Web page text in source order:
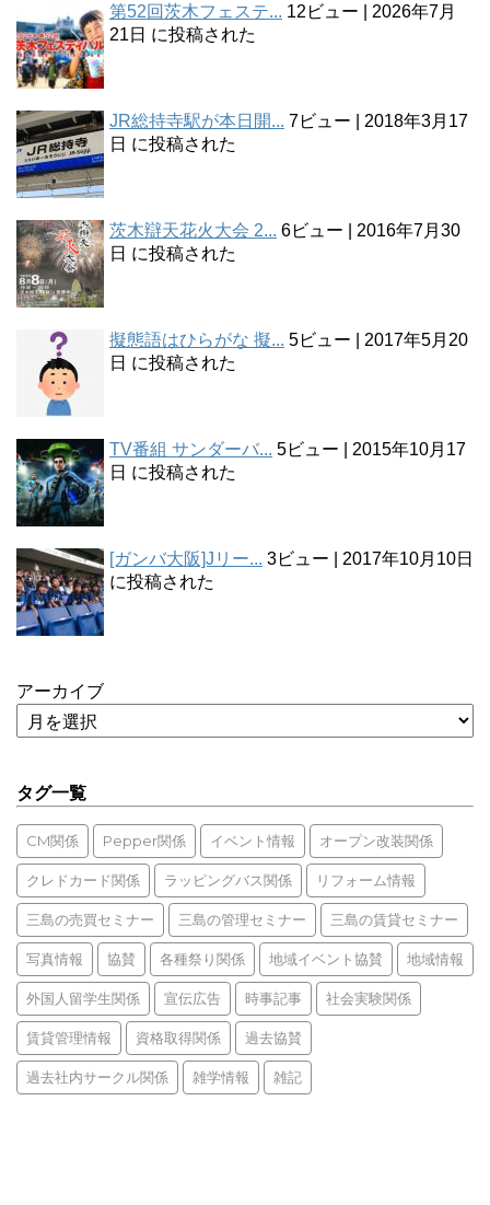
第52回茨木フェステ... 12ビュー
2026年7月
21日 に投稿された
JR総持寺駅が本日開... 7ビュー
2018年3月17
日 に投稿された
茨木辯天花火大会 2... 6ビュー
2016年7月30
日 に投稿された
擬態語はひらがな 擬... 5ビュー
2017年5月20
日 に投稿された
TV番組 サンダーバ... 5ビュー
2015年10月17
日 に投稿された
[ガンバ大阪]Jリー... 3ビュー
2017年10月10日
に投稿された
アーカイブ
タグ一覧
CM関係 Pepper関係 イベント情報 オープン改装関係
クレドカード関係 ラッピングバス関係 リフォーム情報
三島の売買セミナー 三島の管理セミナー 三島の賃貸セミナー
写真情報 協賛 各種祭り関係 地域イベント協賛 地域情報
外国人留学生関係 宣伝広告 時事記事 社会実験関係
賃貸管理情報 資格取得関係 過去協賛
過去社内サークル関係 雑学情報 雑記